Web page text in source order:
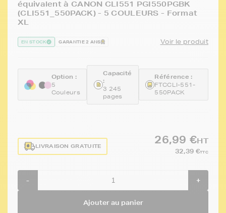
équivalent à CANON CLI551 PGI550PGBK
(CLI551_550PACK) - 5 COULEURS - Format
XL
EN STOCK GARANTIE 2 ANS Voir le produit
Option :
5
Couleurs
Capacité
:
3 245
pages
Référence :
FTCCLI-551-
550PACK
LIVRAISON GRATUITE
26,99 €HT
32,39 €TTC
- +
Ajouter au panier